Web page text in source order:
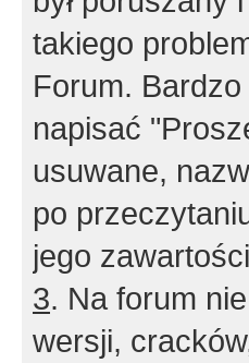
takiego
Forum.
napisać
usuwane,
po
jego
3. Na forum
wersji,